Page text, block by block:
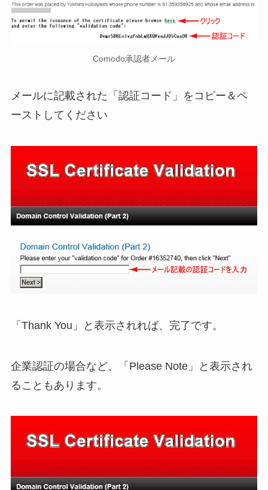
Comodo承認者メール
メールに記載された「認証コード」をコピー＆ペ
ーストしてください
「Thank You」と表示されれば、完了です。
企業認証の場合など、「Please Note」と表示され
ることもあります。